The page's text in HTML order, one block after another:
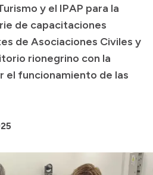
y el IPAP para la
de capacitaciones
de Asociaciones Civiles y
rionegrino con la
el funcionamiento de las